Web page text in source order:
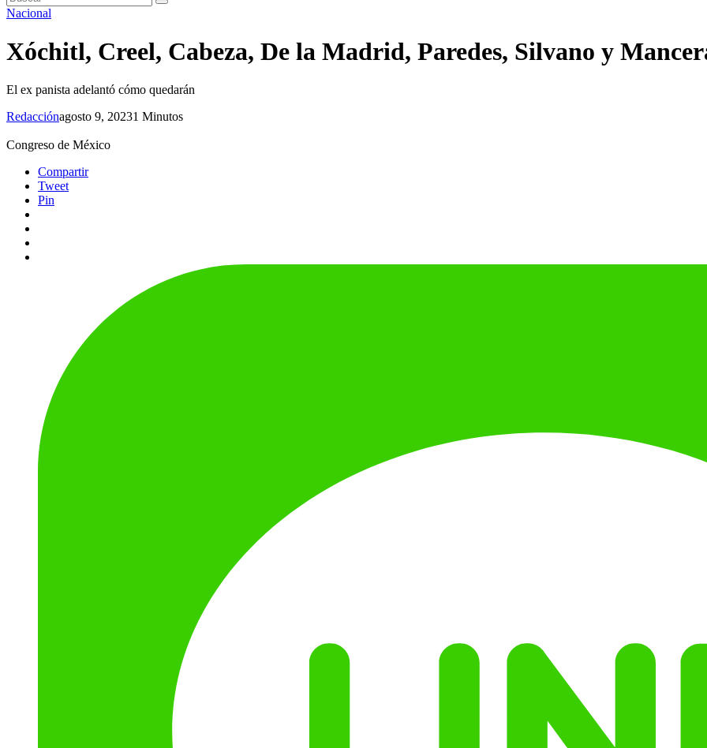
Nacional
Xóchitl, Creel, Cabeza, De la Madrid, Paredes, Silvano y
El ex panista adelantó cómo quedarán
Redacciónagosto 9, 20231 Minutos
Congreso de México
Compartir
Tweet
Pin